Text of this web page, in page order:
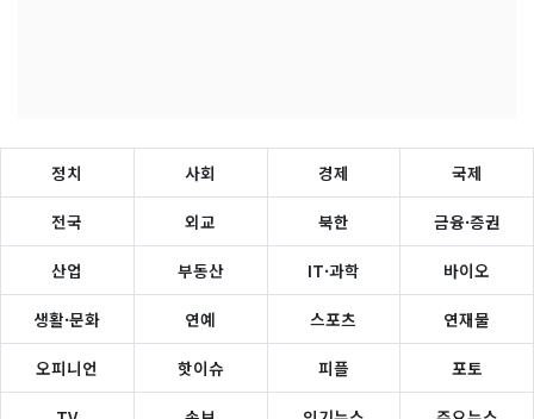
정치 사회 경제 국제
전국 외교 북한 금융·증권
산업 부동산 IT·과학 바이오
생활·문화 연예 스포츠 연재물
오피니언 핫이슈 피플 포토